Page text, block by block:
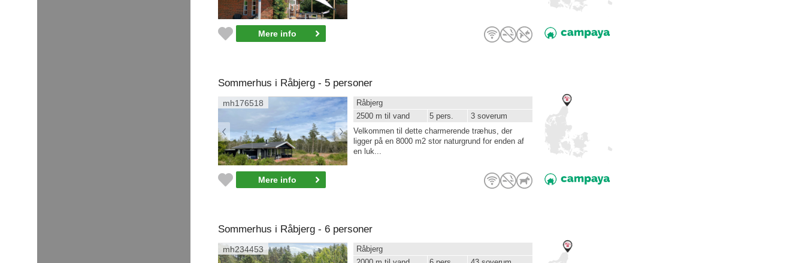
Mere info
Sommerhus i Råbjerg - 5 personer
mh176518
Mere info
Råbjerg
2500 m til vand
5 pers.
3 soverum
Velkommen til dette charmerende træhus, der
ligger på en 8000 m2 stor naturgrund for enden af
en luk...
Sommerhus i Råbjerg - 6 personer
mh234453
Råbjerg